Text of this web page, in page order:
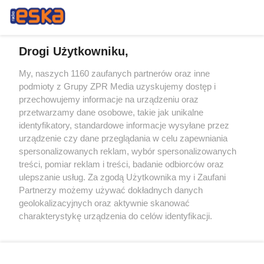
Żaden utwór zamieszczony w serwisie nie może być powielany i
rozpowszechniany lub dalej rozpowszechniany w jakikolwiek sposób (w
tym także elektroniczny lub mechaniczny) na jakimkolwiek polu
eksploatacji w jakiejkolwiek formie, włącznie z umieszczaniem w
Internecie bez pisemnej zgody właściciela praw. Jakiekolwiek użycie lub
wykorzystanie utworów w całości lub w części z naruszeniem prawa,
tzn. bez właściwej zgody, jest zabronione pod groźbą kary i może być
ścigane prawnie.
Drogi Użytkowniku,
My, naszych 1160 zaufanych partnerów oraz inne
podmioty z Grupy ZPR Media uzyskujemy dostęp i
przechowujemy informacje na urządzeniu oraz
przetwarzamy dane osobowe, takie jak unikalne
identyfikatory, standardowe informacje wysyłane przez
urządzenie czy dane przeglądania w celu zapewniania
spersonalizowanych reklam, wybór spersonalizowanych
treści, pomiar reklam i treści, badanie odbiorców oraz
ulepszanie usług. Za zgodą Użytkownika my i Zaufani
Partnerzy możemy używać dokładnych danych
geolokalizacyjnych oraz aktywnie skanować
charakterystykę urządzenia do celów identyfikacji.